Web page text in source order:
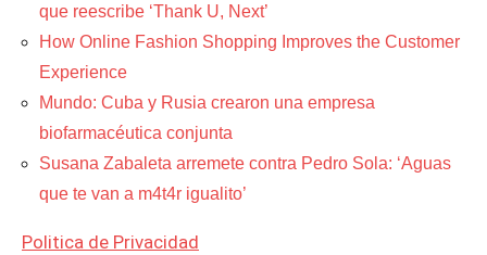
que reescribe ‘Thank U, Next’
How Online Fashion Shopping Improves the Customer
Experience
Mundo: Cuba y Rusia crearon una empresa
biofarmacéutica conjunta
Susana Zabaleta arremete contra Pedro Sola: ‘Aguas
que te van a m4t4r igualito’
Politica de Privacidad